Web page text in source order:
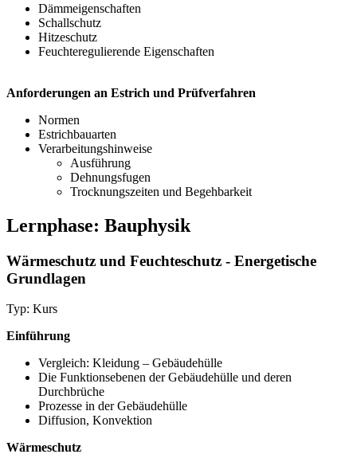
Dämmeigenschaften
Schallschutz
Hitzeschutz
Feuchteregulierende Eigenschaften
Anforderungen an Estrich und Prüfverfahren
Normen
Estrichbauarten
Verarbeitungshinweise
Ausführung
Dehnungsfugen
Trocknungszeiten und Begehbarkeit
Lernphase: Bauphysik
Wärmeschutz und Feuchteschutz - Energetische
Grundlagen
Typ: Kurs
Einführung
Vergleich: Kleidung – Gebäudehülle
Die Funktionsebenen der Gebäudehülle und deren
Durchbrüche
Prozesse in der Gebäudehülle
Diffusion, Konvektion
Wärmeschutz